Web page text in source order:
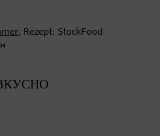
, Rezept: StockFood